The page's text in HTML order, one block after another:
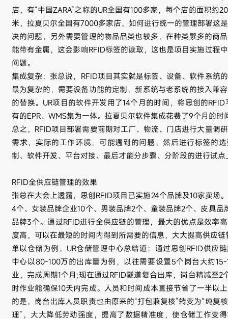
店，有“中国ZARA”之称的UR全国有100多家，每个店的面积约
米，拉夏贝尔全国有7000多家店，如何进行统一的管理部署这
决的问题，另外需要管理的物品品类也较多，在种类繁多的商
能带有金属，这会影响RFID标签的读取，这也是项目实施过程
问题。
集成复杂：张总说，RFID项目其实就是标签、设备、软件系统
最为复杂的，需要设备功能的定制，新系统与老系统的接入兼
的替换。UR项目的软件开发用了14个月的时间，将思创的RFID
有的EPR、WMS集为一体。拉夏贝尔软件集成花费了9个月的时
总之，RFID项目部署需要前期对工厂、物流、门店进行大量调
需求，实际的工作环境，可能遇到的问题，然后进行标签的
制、软件开发、平台对接、最后才能分步骤、分阶段的进行试点
RFID全供应链管理的效果
张总在大会上透露，思创RFID项目已实施24个品牌及10家卖场
4个、女装品牌企业10个、男装品牌2个、童装品牌2个、皮具品
品牌3个。通过RFID进行全供应链的管理，最大的优点是效率
度高，可以在最短的时间内得到所需要的信息，大大提高供应链
单以仓储为例，UR仓储管理中心总结道：通过思创RFID供应
中心以80-100万的出库量为例，以往需要设置5个岗台大约
业，完成周期1个月;现在通过RFID隧道复合出库，岗台精减至2
时作业能确保10天内完成。人员和时间成本直接节省了一半以
的是，岗台出库人员职责也由原来的“打包兼复核”转变为“纯复
理”，大大降低劳动强度，提高了数据精准度，使仓储工作变